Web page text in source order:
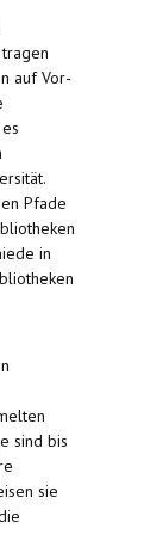
auf Vor-
Pfade
in
sind bis
sie